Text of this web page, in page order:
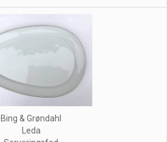
Bing & Grøndahl
Leda